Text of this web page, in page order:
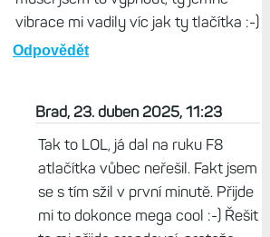
a nemusel jsem si na ně zvykat vůbec.
Bez haptiky ano, uznávám, je to divný to
mačkat
Život s Garminem, 23. duben 2025,
11:18
Já jsem odezvu tlačítek zkoušel a
musel jsem to vypnout, ty jemné